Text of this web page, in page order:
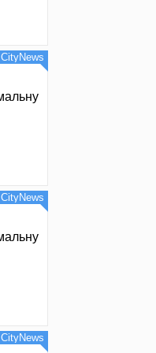
CityNews
CityNews
CityNews